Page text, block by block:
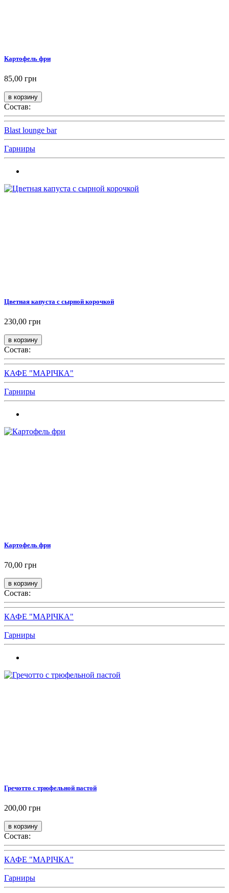
Картофель фри
85,00 грн
Состав:
Blast lounge bar
Гарниры
Цветная капуста с сырной корочкой
230,00 грн
Состав:
КАФЕ "МАРІЧКА"
Гарниры
Картофель фри
70,00 грн
Состав:
КАФЕ "МАРІЧКА"
Гарниры
Гречотто с трюфельной пастой
200,00 грн
Состав:
КАФЕ "МАРІЧКА"
Гарниры